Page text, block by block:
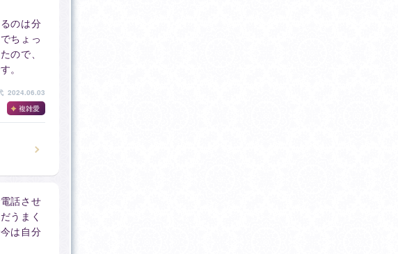
のは分
ちょっ
ので、
。
2024.06.03
複雑愛
話させ
うまく
は自分